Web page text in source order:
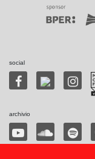
archivio